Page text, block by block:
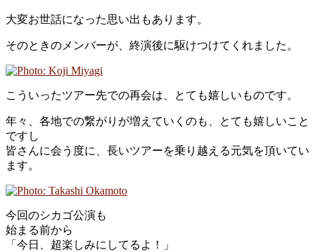
大変お世話になった思い出もあります。
そのときのメンバーが、終演後に駆けつけてくれました。
こういったツアー先での再会は、とても嬉しいものです。
年々、各地での繋がりが増えていくのも、とても嬉しいこと
ですし
皆さんに会う度に、長いツアーを乗り越える元気を頂いてい
ます。
今回のシカゴ公演も
始まる前から
「今日、超楽しみにしてるよ！」